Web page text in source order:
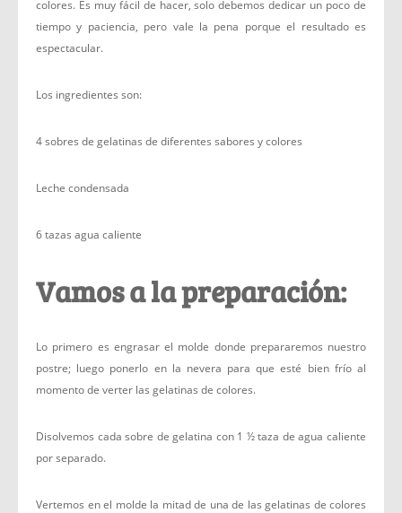
colores. Es muy fácil de hacer, solo debemos dedicar un poco de
tiempo y paciencia, pero vale la pena porque el resultado es
espectacular.
Los ingredientes son:
4 sobres de gelatinas de diferentes sabores y colores
Leche condensada
6 tazas agua caliente
Vamos a la preparación:
Lo primero es engrasar el molde donde prepararemos nuestro
postre; luego ponerlo en la nevera para que esté bien frío al
momento de verter las gelatinas de colores.
Disolvemos cada sobre de gelatina con 1 ½ taza de agua caliente
por separado.
Vertemos en el molde la mitad de una de las gelatinas de colores